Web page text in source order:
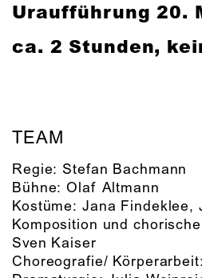
Uraufführung 20.
ca. 2 Stunden,
TEAM
Regie: Stefan Bachmann
Bühne:Olaf Altmann
Kostüme: Jana Findeklee,
Komposition und
Sven Kaiser
Choreografie/ Körperarbeit: